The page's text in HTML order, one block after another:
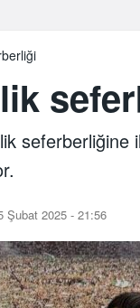
seferberliğine
Şubat 2025 - 21:56